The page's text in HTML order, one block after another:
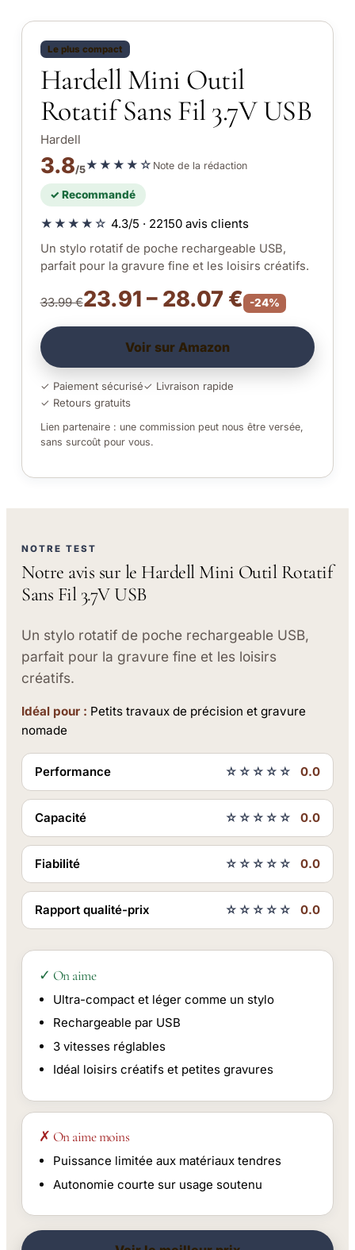
Le plus compact
Hardell Mini Outil
Rotatif Sans Fil 3.7V USB
Hardell
3.8/5★★★★☆ Note de la rédaction
✓ Recommandé
★★★★☆ 4.3/5 · 22150 avis clients
Un stylo rotatif de poche rechargeable USB,
parfait pour la gravure fine et les loisirs créatifs.
33.99 €23.91 – 28.07 € -24%
Voir sur Amazon
✓ Paiement sécurisé✓ Livraison rapide
✓ Retours gratuits
Lien partenaire : une commission peut nous être versée,
sans surcoût pour vous.
NOTRE TEST
Notre avis sur le Hardell Mini Outil Rotatif
Sans Fil 3.7V USB
Un stylo rotatif de poche rechargeable USB,
parfait pour la gravure fine et les loisirs
créatifs.
Idéal pour : Petits travaux de précision et gravure
nomade
Performance ☆☆☆☆☆ 0.0
Capacité ☆☆☆☆☆ 0.0
Fiabilité ☆☆☆☆☆ 0.0
Rapport qualité-prix ☆☆☆☆☆ 0.0
✓ On aime
Ultra-compact et léger comme un stylo
Rechargeable par USB
3 vitesses réglables
Idéal loisirs créatifs et petites gravures
✗ On aime moins
Puissance limitée aux matériaux tendres
Autonomie courte sur usage soutenu